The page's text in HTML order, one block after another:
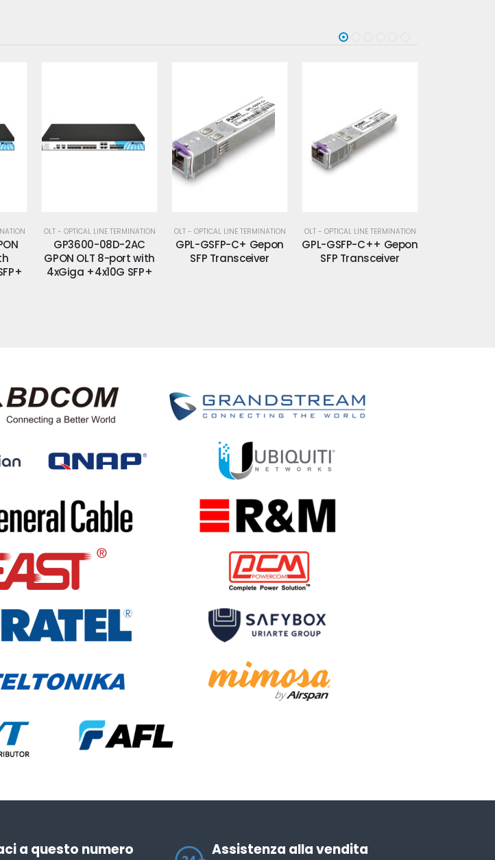
OLT - OPTICAL LINE TERMINATION
GPL-GSFP-C+ Gepon
SFP Transceiver
OLT - OPTICAL LINE TERMINATION
GPL-GSFP-C++ Gepon
SFP Transceiver
OLT - OPTICAL LINE TERMINATION
GPL-PWR75-AC
Alimentatore
a questo numero Assistenza alla vendita